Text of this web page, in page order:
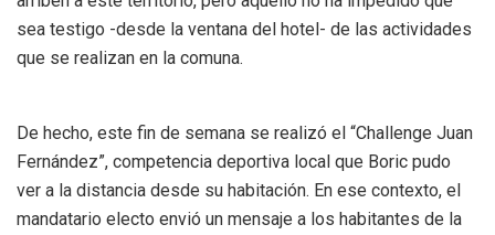
sea testigo -desde la ventana del hotel- de las actividades
que se realizan en la comuna.
De hecho, este fin de semana se realizó el “Challenge Juan
Fernández”, competencia deportiva local que Boric pudo
ver a la distancia desde su habitación. En ese contexto, el
mandatario electo envió un mensaje a los habitantes de la